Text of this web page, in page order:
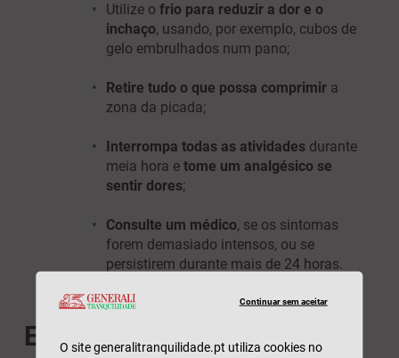
Utilize o frio para reduzir a dor e o
inchaço, usando, por exemplo, cubos de
gelo embrulhados num pano;
Retire tudo o que possa comprimir a
zona da picada;
Interrompa todas as atividades durante
meia hora e tome um analgésico se
sentir dores;
Consulte um médico, se os sintomas
forem demasiado intensos, ou se
persistirem durante mais de 24 horas.
E se for alérgico à picada da
Continuar sem aceitar
O site generalitranquilidade.pt utiliza cookies no